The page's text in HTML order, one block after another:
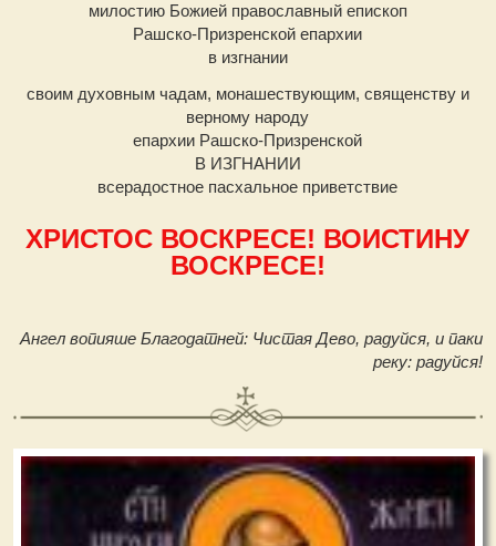
милостию Божией православный епископ
Рашско-Призренской епархии
в изгнании
своим духовным чадам, монашествующим, священству и
верному народу
епархии Рашско-Призренской
В ИЗГНАНИИ
всерадостное пасхальное приветствие
ХРИСТОС ВОСКРЕСЕ! ВОИСТИНУ
ВОСКРЕСЕ!
Ангел вопияше Благодатней: Чистая Дево, радуйся, и паки
реку: радуйся!